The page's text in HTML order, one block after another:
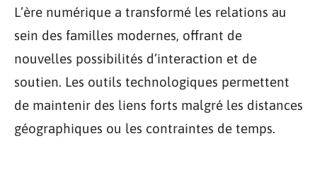
L’ère numérique a transformé les relations au
sein des familles modernes, offrant de
nouvelles possibilités d’interaction et de
soutien. Les outils technologiques permettent
de maintenir des liens forts malgré les distances
géographiques ou les contraintes de temps.